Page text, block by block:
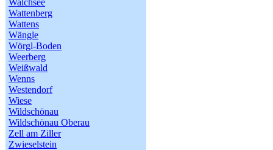
Walchsee
Wattenberg
Wattens
Wängle
Wörgl-Boden
Weerberg
Weißwald
Wenns
Westendorf
Wiese
Wildschönau
Wildschönau Oberau
Zell am Ziller
Zwieselstein